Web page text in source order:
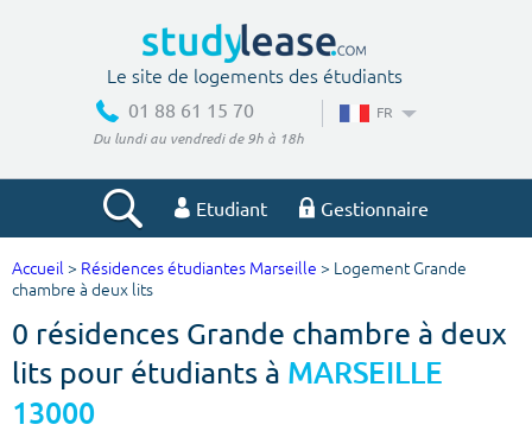
Le site de logements des étudiants
01 88 61 15 70
Du lundi au vendredi de 9h à 18h
FR
Etudiant Gestionnaire
Votre recherche
Ville, école
Accueil > Résidences étudiantes Marseille > Logement Grande
chambre à deux lits
0 résidences Grande chambre à deux
lits pour étudiants à MARSEILLE
13000